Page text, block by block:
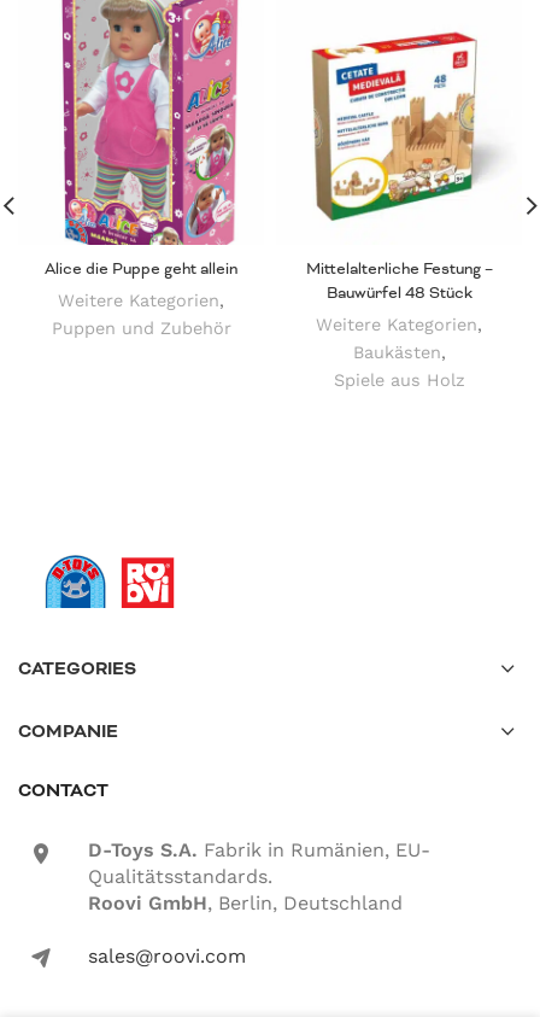
Alice die Puppe geht allein
Weitere Kategorien,
Puppen und Zubehör
Mittelalterliche Festung –
Bauwürfel 48 Stück
Weitere Kategorien,
Baukästen,
Spiele aus Holz
CATEGORIES
COMPANIE
CONTACT
location-icon D-Toys S.A. Fabrik in Rumänien, EU-
Qualitätsstandards.
Roovi GmbH, Berlin, Deutschland
mail-icon sales@roovi.com